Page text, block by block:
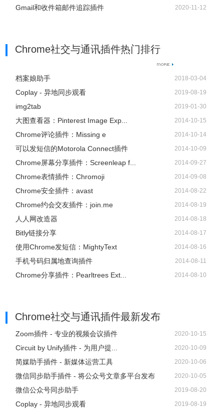
Gmail和收件箱邮件追踪插件 2020-11-12
Chrome社交与通讯插件热门排行
档案娘助手 2018-03-04
Coplay - 异地同步观看 2019-08-19
img2tab 2019-01-30
大图查看器：Pinterest Image Exp... 2014-10-15
Chrome评论插件：Missing e 2014-10-14
可以发短信的Motorola Connect插件 2014-10-09
Chrome屏幕分享插件：Screenleap f... 2014-09-27
Chrome表情插件：Chromoji 2014-09-08
Chrome安全插件：avast 2014-08-22
Chrome约会交友插件：join.me 2014-08-19
人人网改造器 2014-08-18
Bitly链接分享 2014-08-17
使用Chrome发短信：MightyText 2014-08-16
手机号码归属地查询插件 2014-08-11
Chrome分享插件：Pearltrees Ext... 2014-08-10
Chrome社交与通讯插件最新发布
Zoom插件 - 专业的视频会议插件 2020-10-15
Circuit by Unify插件 - 为用户提... 2020-10-09
简媒助手插件 - 新媒体运营工具 2020-10-06
微信同步助手插件 - 将公众号文章多平台发布 2020-10-05
微信公众号同步助手 2019-08-20
Coplay - 异地同步观看 2019-08-19